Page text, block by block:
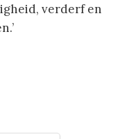
verderf en